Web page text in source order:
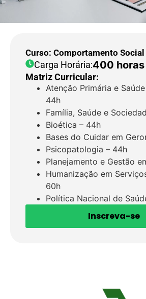
Curso: Comportamento Social
Carga Horária:400 horas
Matriz Curricular:
Atenção Primária e
44h
Família, Saúde e
Bioética – 44h
Bases do Cuidar em
Psicopatologia – 44h
Planejamento e Gestão
Humanização em
60h
Política Nacional de
Inscreva-se